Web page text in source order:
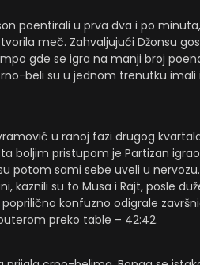
poentirali u prva dva i po
meč. Zahvaljujući Džonsu
gde se igra na manji broj
beli su u jednom trenutku imali
u ranoj fazi drugog
boljim pristupom je Partizan
potom sami sebe uveli u
kaznili su to Musa i Rajt, posle
konfuzno odigrale
preko table – 42:42.